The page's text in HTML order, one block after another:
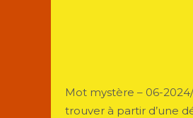
Mot mystère – 06-
trouver à partir d’une